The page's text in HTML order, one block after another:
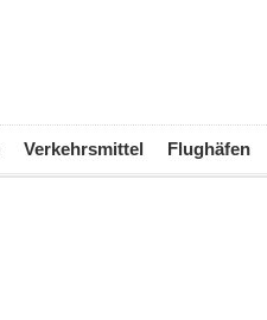
Verkehrsmittel Flughäfen